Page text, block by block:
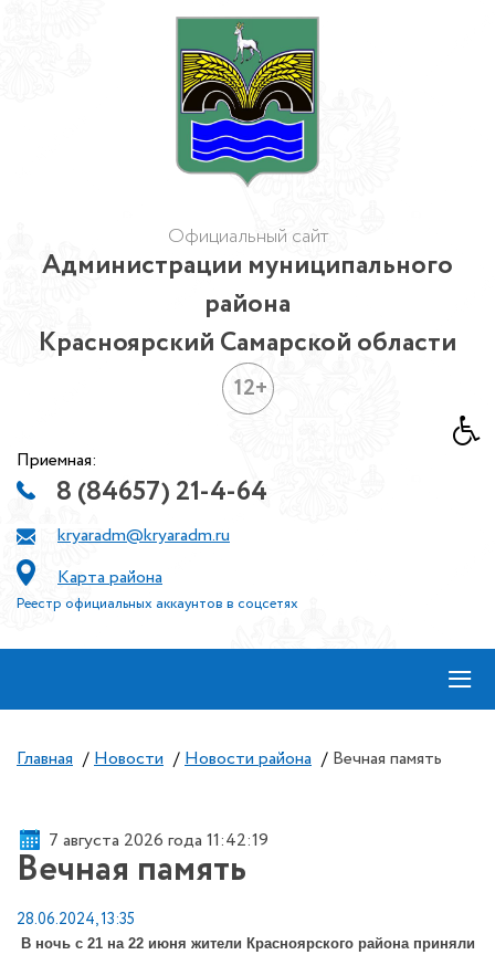
Официальный сайт
Администрации муниципального
района
Красноярский Самарской области
12+
Приемная:
8 (84657) 21-4-64
kryaradm@kryaradm.ru
Карта района
Реестр официальных аккаунтов в соцсетях
≡
Главная / Новости / Новости района / Вечная память
7 августа 2026 года 11:42:19
Вечная память
28.06.2024, 13:35
В ночь с 21 на 22 июня жители Красноярского района приняли